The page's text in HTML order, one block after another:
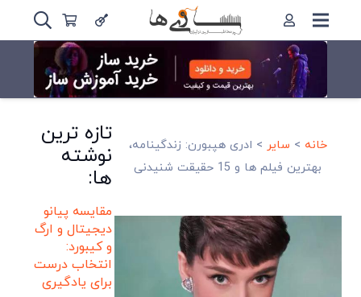
خانه > سایر > ادری هپبورن: زندگینامه،
بهترین فیلم ها و 15 حقیقت شنیدنی
تازه ترین
نوشته
ها:
مقایسه پیانو
دیجیتال و ارگ
و کیبورد:
انتخاب درست
برای یادگیری